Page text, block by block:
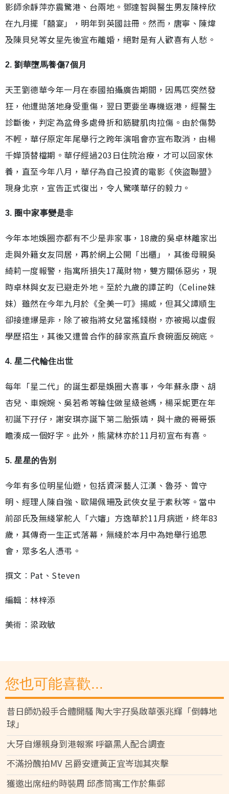
影師余靜萍亦震驚港、台兩地。鄧達智與醫生男友陳梓欣
在九月擺「囍宴」，明年到英國註冊。然而，唐寧、陳煒
及陳貝兒等女星先後宣布離婚，絕對是有人歡喜有人愁。
2. 劉華墮馬養傷7個月
天王劉德華今年一月在泰國拍攝廣告期間，因馬匹突然發
狂，他遭拋落地身受重傷，翌日更要坐專機返港，經醫生
診斷後，判定為盆骨多處骨折和筋腱肌肉拉傷。由於傷勢
不輕，華仔原定年尾舉行之跨年演唱會亦宣布取消，由楊
千嬅頂替檔期。華仔經過203日住院治療，才可以回家休
養，直至今年八月，華仔為自己投資的電影《俠盜聯盟》
現身北京，宣告正式復出，令人驚嘆華仔的毅力。
3. 圈中家事變是非
今年本地娛圈亦都有不少是非家事，18歲的吳卓林離家出
走與外籍女友同居，再於網上公開「出櫃」，其後母親吳
綺莉一度報警，指寓所損失17萬財物，雙方關係惡劣，現
時卓林與女友已避走外地。至於九歲的譚芷昀（Celine妹
妹）雖然在今年九月於《全美一叮》揚威，但其父譚順生
卻接連爆是非，除了被指將女兒當搖錢樹，亦被揭以虛假
學歷招生，其後又遭曾合作的薛家燕直斥食碗面反碗底。
4. 星二代輪住出世
每年「星二代」的誕生都是娛圈大喜事，今年蘇永康、胡
杏兒、車婉婉、吳若希等輪住做星級爸媽，楊采妮更在年
初誕下孖仔，謝安琪亦誕下第二胎張靖，與十歲的哥哥張
瞻湊成一個好字。此外，熊黛林亦於11月初宣布有喜。
5. 星星的告別
今年有多位明星仙遊，包括資深藝人江漢、魯芬、曾守
明、經理人陳自強、歐陽佩珊及武俠女星于素秋等。當中
前邵氏及無綫掌舵人「六嬸」方逸華於11月病逝，終年83
歲，其傳奇一生正式落幕，無綫於本月中為她舉行追思
會，眾多名人憑弔。
撰文︰Pat、Steven
編輯︰林梓添
美術︰梁政敏
您也可能喜歡...
昔日師奶殺手合體開騷 陶大宇孖吳啟華張兆輝「倒轉地
球」
大牙自爆親身到港報案 呼籲黑人配合調查
不滿扮醜拍MV 呂爵安遭黃正宜岑珈其夾擊
獲邀出席紐約時裝周 邱彥筒寓工作於集郵